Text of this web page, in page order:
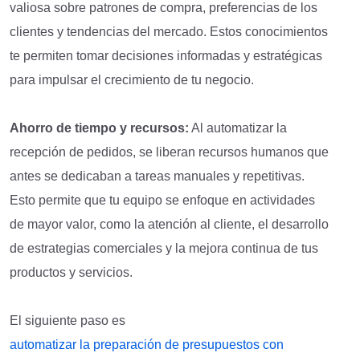
valiosa sobre patrones de compra, preferencias de los
clientes y tendencias del mercado. Estos conocimientos
te permiten tomar decisiones informadas y estratégicas
para impulsar el crecimiento de tu negocio.
Ahorro de tiempo y recursos: Al automatizar la
recepción de pedidos, se liberan recursos humanos que
antes se dedicaban a tareas manuales y repetitivas.
Esto permite que tu equipo se enfoque en actividades
de mayor valor, como la atención al cliente, el desarrollo
de estrategias comerciales y la mejora continua de tus
productos y servicios.
El siguiente paso es
automatizar la preparación de presupuestos con